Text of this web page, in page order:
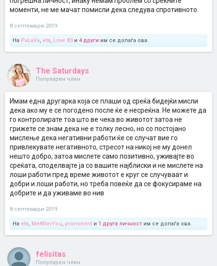
моменти, не ме мачат помисли дека следува спротивното.
8 септември 2019
На PaLaVa, eta, Love 83 и 4 други им се допаѓа ова.
The Saturdays
Популарен член
Имам една другарка која се плаши од среќа бидејќи мисли
дека ако му е се погодено после ќе е несреќна. Не можете да
го контролирате тоа што ве чека во животот затоа не
грижете се знам дека не е толку лесно, но со постојано
мислење дека негативни работи ќе се случат вие го
привлекувате негативното, стресот на никој не му донел
нешто добро, затоа мислете само позитивно, уживајте во
среќата, споделвајте ја со вашите најблиски и не мислете на
лоши работи пред време животот е круг се случуваат и
добри и лоши работи, но треба повеќе да се фокусираме на
добрите и да уживаме во нив
8 септември 2019
На eta, MeAfterYou, prominent и 1 друга личност им се допаѓа ова.
felisitas
Популарен член